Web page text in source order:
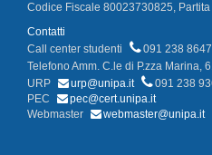
Codice Fiscale 80023730825,
Contatti
Call center studenti
091 238
Telefono Amm. C.le di P.zza Marina,
URP
urp@unipa.it
091 238
PEC
pec@cert.unipa.it
Webmaster
webmaster@unipa.it